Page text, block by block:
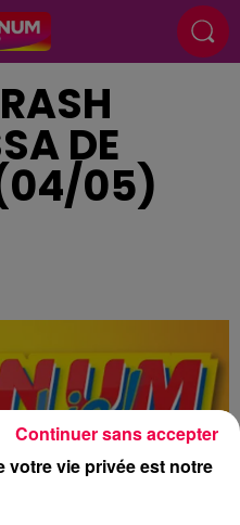
DE
(04/05)
votre vie privée est notre
Continuer sans accepter